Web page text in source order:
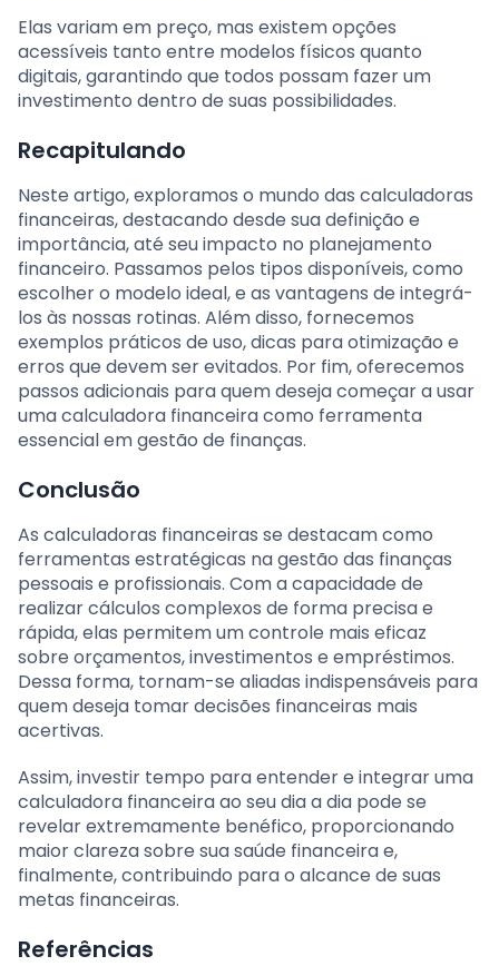
Elas variam em preço, mas existem opções
acessíveis tanto entre modelos físicos quanto
digitais, garantindo que todos possam fazer um
investimento dentro de suas possibilidades.
Recapitulando
Neste artigo, exploramos o mundo das calculadoras
financeiras, destacando desde sua definição e
importância, até seu impacto no planejamento
financeiro. Passamos pelos tipos disponíveis, como
escolher o modelo ideal, e as vantagens de integrá-
los às nossas rotinas. Além disso, fornecemos
exemplos práticos de uso, dicas para otimização e
erros que devem ser evitados. Por fim, oferecemos
passos adicionais para quem deseja começar a usar
uma calculadora financeira como ferramenta
essencial em gestão de finanças.
Conclusão
As calculadoras financeiras se destacam como
ferramentas estratégicas na gestão das finanças
pessoais e profissionais. Com a capacidade de
realizar cálculos complexos de forma precisa e
rápida, elas permitem um controle mais eficaz
sobre orçamentos, investimentos e empréstimos.
Dessa forma, tornam-se aliadas indispensáveis para
quem deseja tomar decisões financeiras mais
acertivas.
Assim, investir tempo para entender e integrar uma
calculadora financeira ao seu dia a dia pode se
revelar extremamente benéfico, proporcionando
maior clareza sobre sua saúde financeira e,
finalmente, contribuindo para o alcance de suas
metas financeiras.
Referências